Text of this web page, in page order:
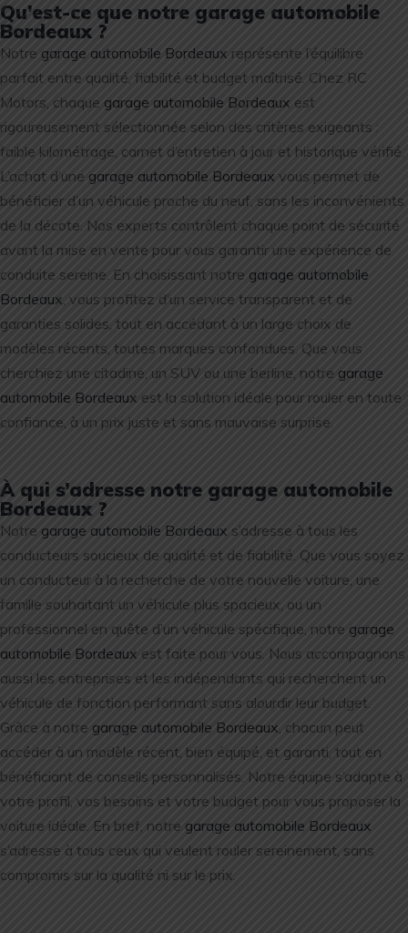
Qu’est-ce que notre garage automobile
Bordeaux ?
Notre garage automobile Bordeaux représente l’équilibre
parfait entre qualité, fiabilité et budget maîtrisé. Chez RC
Motors, chaque garage automobile Bordeaux est
rigoureusement sélectionnée selon des critères exigeants :
faible kilométrage, carnet d’entretien à jour et historique vérifié.
L’achat d’une garage automobile Bordeaux vous permet de
bénéficier d’un véhicule proche du neuf, sans les inconvénients
de la décote. Nos experts contrôlent chaque point de sécurité
avant la mise en vente pour vous garantir une expérience de
conduite sereine. En choisissant notre garage automobile
Bordeaux , vous profitez d’un service transparent et de
garanties solides, tout en accédant à un large choix de
modèles récents, toutes marques confondues. Que vous
cherchiez une citadine, un SUV ou une berline, notre garage
automobile Bordeaux est la solution idéale pour rouler en toute
confiance, à un prix juste et sans mauvaise surprise.
À qui s’adresse notre garage automobile
Bordeaux ?
Notre garage automobile Bordeaux s’adresse à tous les
conducteurs soucieux de qualité et de fiabilité. Que vous soyez
un conducteur à la recherche de votre nouvelle voiture, une
famille souhaitant un véhicule plus spacieux, ou un
professionnel en quête d’un véhicule spécifique, notre garage
automobile Bordeaux est faite pour vous. Nous accompagnons
aussi les entreprises et les indépendants qui recherchent un
véhicule de fonction performant sans alourdir leur budget.
Grâce à notre garage automobile Bordeaux , chacun peut
accéder à un modèle récent, bien équipé, et garanti, tout en
bénéficiant de conseils personnalisés. Notre équipe s’adapte à
votre profil, vos besoins et votre budget pour vous proposer la
voiture idéale. En bref, notre garage automobile Bordeaux
s’adresse à tous ceux qui veulent rouler sereinement, sans
compromis sur la qualité ni sur le prix.